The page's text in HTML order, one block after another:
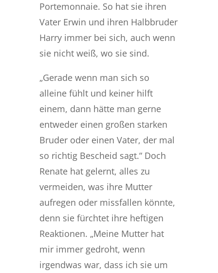
Portemonnaie. So hat sie ihren
Vater Erwin und ihren Halbbruder
Harry immer bei sich, auch wenn
sie nicht weiß, wo sie sind.
„Gerade wenn man sich so
alleine fühlt und keiner hilft
einem, dann hätte man gerne
entweder einen großen starken
Bruder oder einen Vater, der mal
so richtig Bescheid sagt.“ Doch
Renate hat gelernt, alles zu
vermeiden, was ihre Mutter
aufregen oder missfallen könnte,
denn sie fürchtet ihre heftigen
Reaktionen. „Meine Mutter hat
mir immer gedroht, wenn
irgendwas war, dass ich sie um